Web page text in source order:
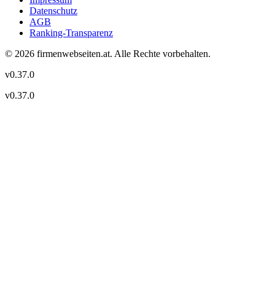
Datenschutz
AGB
Ranking-Transparenz
© 2026 firmenwebseiten.at. Alle Rechte vorbehalten.
v0.37.0
v0.37.0